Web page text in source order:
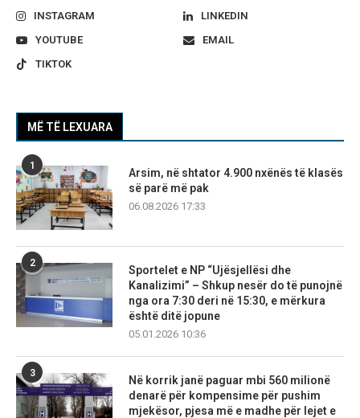
INSTAGRAM
LINKEDIN
YOUTUBE
EMAIL
TIKTOK
MË TË LEXUARA
1
Arsim, në shtator 4.900 nxënës të klasës
së parë më pak
06.08.2026 17:33
2
Sportelet e NP “Ujësjellësi dhe
Kanalizimi” – Shkup nesër do të punojnë
nga ora 7:30 deri në 15:30, e mërkura
është ditë jopune
05.01.2026 10:36
3
Në korrik janë paguar mbi 560 milionë
denarë për kompensime për pushim
mjekësor, pjesa më e madhe për lejet e